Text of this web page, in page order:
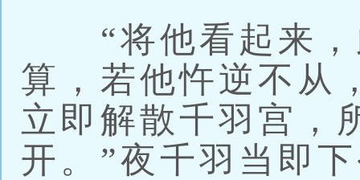
“将他看起来，
算，若他忤逆不从
立即解散千羽宫，
开。”夜千羽当即